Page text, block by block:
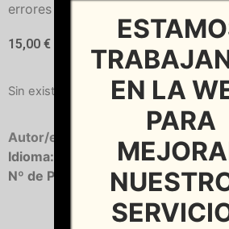
errores o de comportamientos
15,00 €
Sin existencias
Autor/es:
ACOSTA, José Mª
Idioma:
Castellano
Nº de Páginas:
214
EN LA
PARA